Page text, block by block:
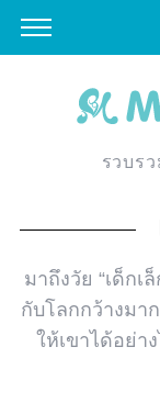
รวบร
มาถึงวัย “เด็กเ
กับโลกกว้างม
ให้เขาได้อย่